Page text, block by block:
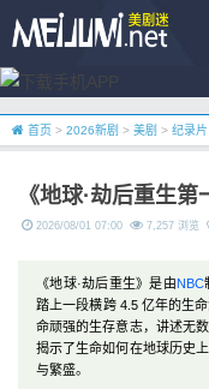
首页 > 2026新剧 > 美剧 > 纪录片
《地球·劫后重生
2026/08/01 07:00 7,257 浏览
《地球·劫后重生》是由NBC
踏上一段横跨 4.5 亿年的生
命顽强的生存意志，讲述无
揭示了生命如何在地球历史
与繁盛。